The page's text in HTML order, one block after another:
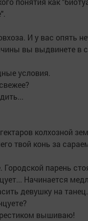
И у вас опять
вы выдвинете в
условия.
колхозной
твой конь за
Городской парень
Начинается
девушку на
вышиваю!